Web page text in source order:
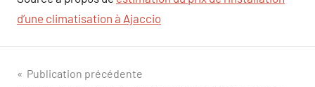
d’une climatisation à Ajaccio
Navigation
Publication précédente